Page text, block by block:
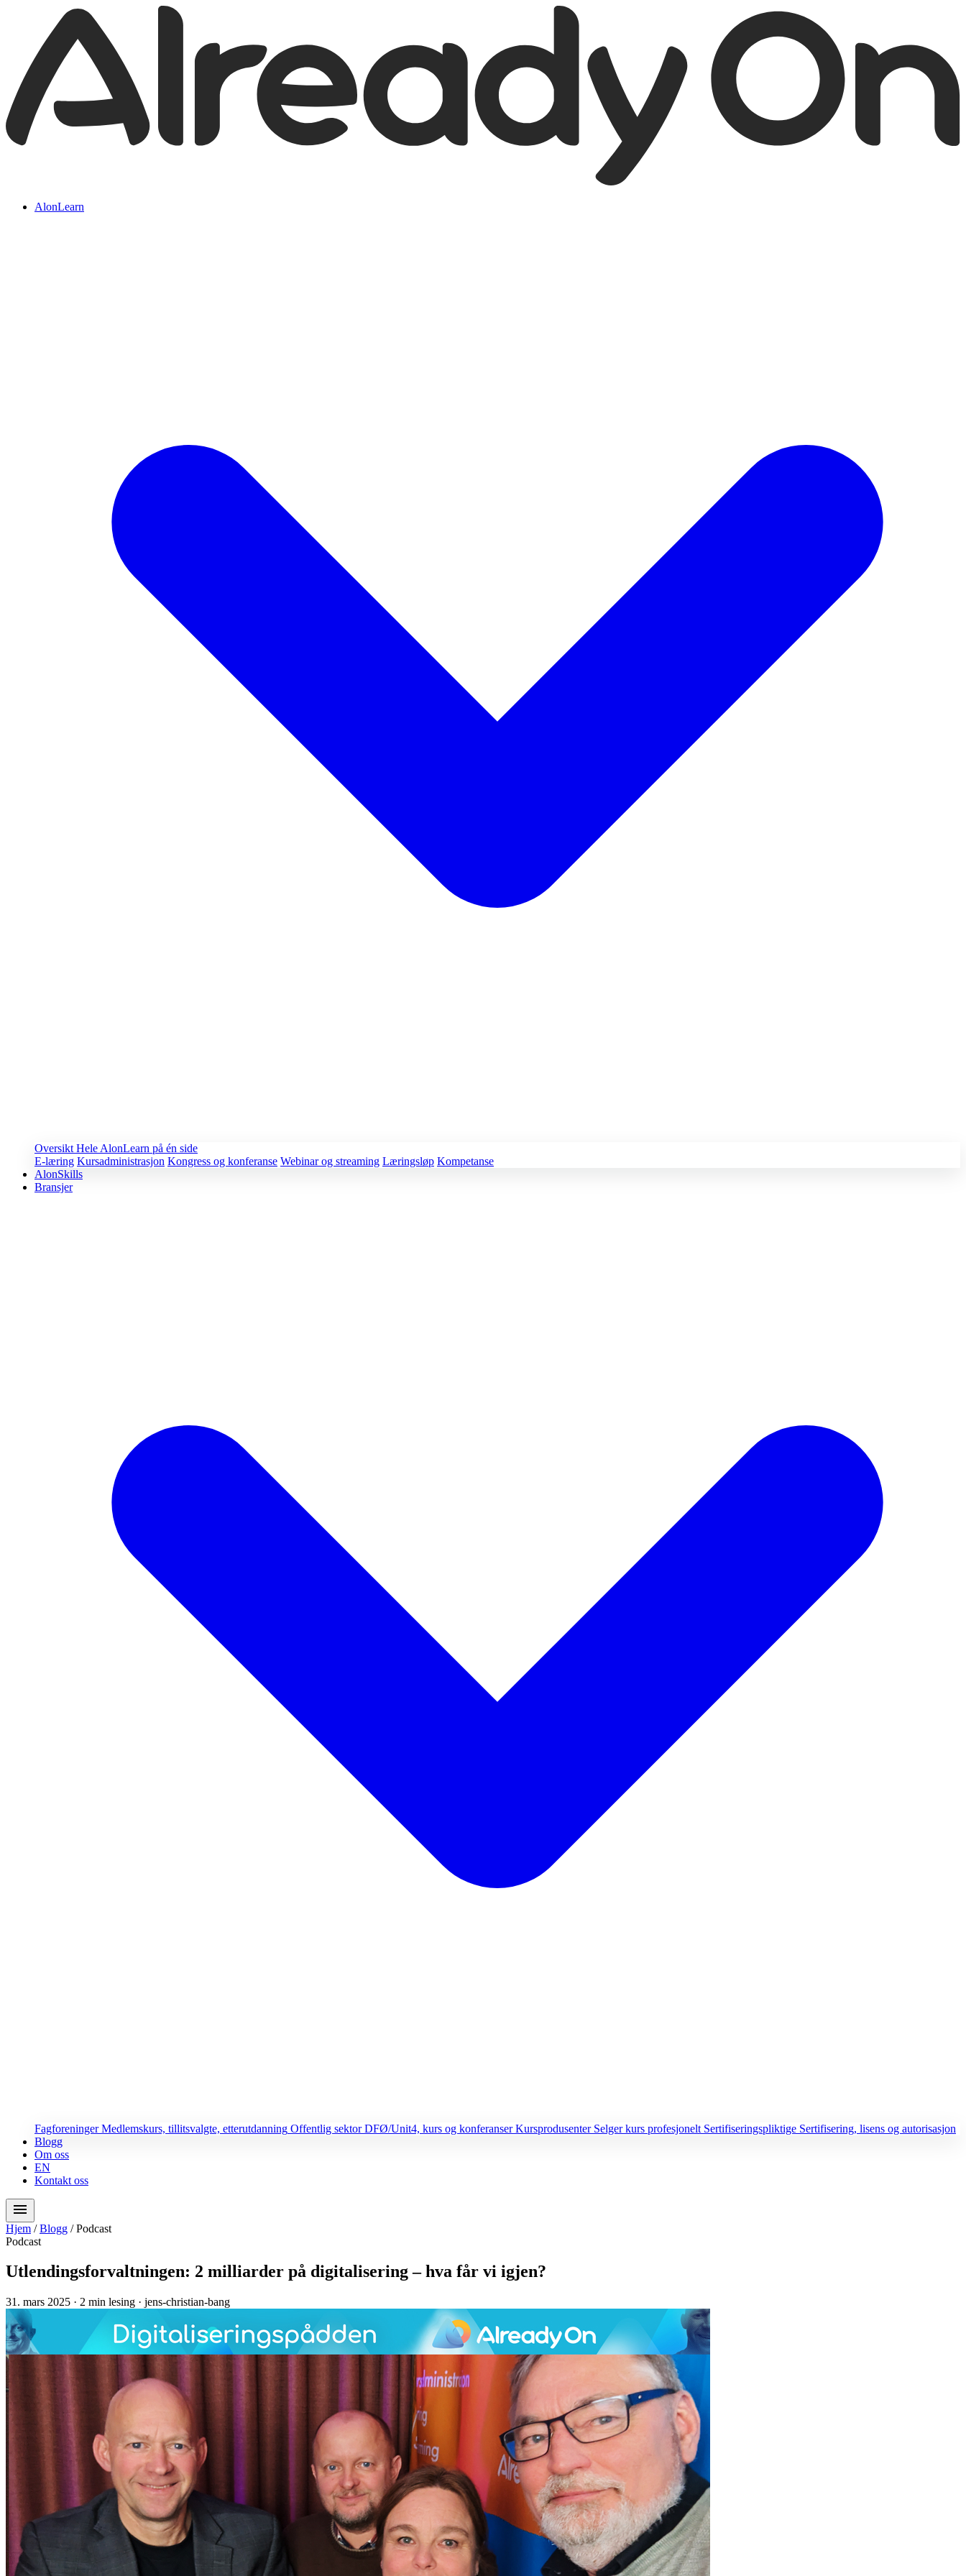
AlonLearn
Oversikt Hele AlonLearn på én side
E-læring Kursadministrasjon Kongress og konferanse Webinar og streaming Læringsløp Kompetanse
AlonSkills
Bransjer
FagforeningerMedlemskurs, tillitsvalgte, etterutdanning Offentlig sektorDFØ/Unit4, kurs og konferanser Kursprodusenter Selger kurs profesjonelt Sertifiseringspliktige Sertifisering, lisens og autorisasjon
Blogg
Om oss
EN
Kontakt oss
menu
Hjem / Blogg / Podcast
Podcast
Utlendingsforvaltningen: 2 milliarder på digitalisering – hva får vi igjen?
31. mars 2025 · 2 min lesing · jens-christian-bang